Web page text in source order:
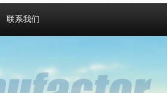
联系我们